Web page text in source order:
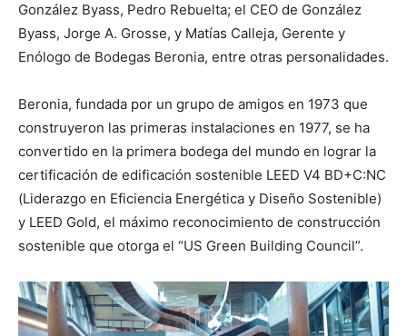
González Byass, Pedro Rebuelta; el CEO de González
Byass, Jorge A. Grosse, y Matías Calleja, Gerente y
Enólogo de Bodegas Beronia, entre otras personalidades.
Beronia, fundada por un grupo de amigos en 1973 que
construyeron las primeras instalaciones en 1977, se ha
convertido en la primera bodega del mundo en lograr la
certificación de edificación sostenible LEED V4 BD+C:NC
(Liderazgo en Eficiencia Energética y Diseño Sostenible)
y LEED Gold, el máximo reconocimiento de construcción
sostenible que otorga el “US Green Building Council”.